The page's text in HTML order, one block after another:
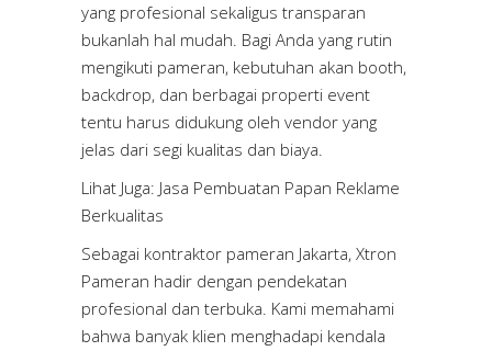
yang profesional sekaligus transparan
bukanlah hal mudah. Bagi Anda yang rutin
mengikuti pameran, kebutuhan akan booth,
backdrop, dan berbagai properti event
tentu harus didukung oleh vendor yang
jelas dari segi kualitas dan biaya.
Lihat Juga: Jasa Pembuatan Papan Reklame
Berkualitas
Sebagai kontraktor pameran Jakarta, Xtron
Pameran hadir dengan pendekatan
profesional dan terbuka. Kami memahami
bahwa banyak klien menghadapi kendala